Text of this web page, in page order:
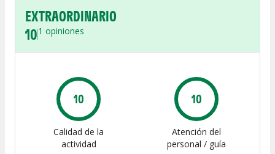
EXTRAORDINARIO
101 opiniones
10
Calidad de la
actividad
10
Atención del
personal / guía